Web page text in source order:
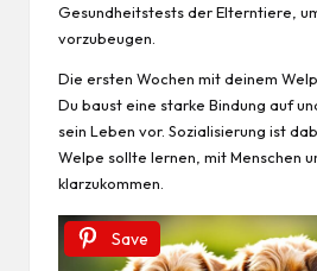
Gesundheitstests der Elterntiere,
vorzubeugen.
Die ersten Wochen mit deinem
Du baust eine starke Bindung auf
sein Leben vor. Sozialisierung ist
Welpe sollte lernen, mit Menschen
klarzukommen.
Save